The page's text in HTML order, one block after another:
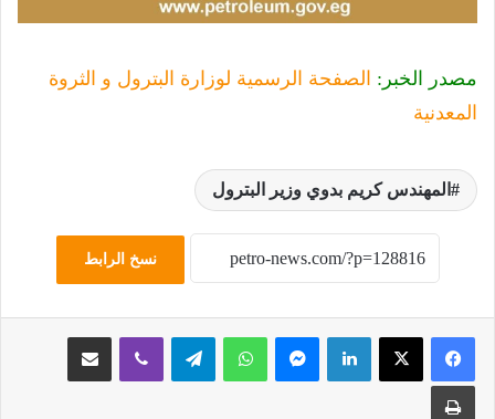
مصدر الخبر: الصفحة الرسمية لوزارة البترول و الثروة
المعدنية
المهندس كريم بدوي وزير البترول
نسخ الرابط
لينكدإن ماسنجر واتساب تيلقرام ڤايبر مشاركة عبر البريد
طباعة